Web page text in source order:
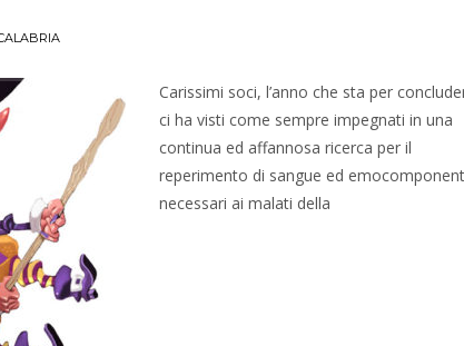
Carissimi soci, l’anno che sta per
ci ha visti come sempre impegnati in una
continua ed affannosa ricerca per il
reperimento di sangue ed
necessari ai malati della